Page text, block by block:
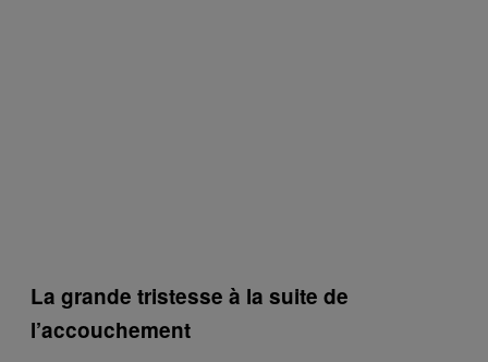
La grande tristesse à la suite de
l’accouchement